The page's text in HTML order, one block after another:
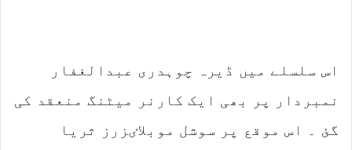
اس سلسلے میں ڈیرہ چوہدری عبدالغفار
نمبردار پر بھی ایک کارنر میٹنگ منعقد کی
گئ ۔ اس موقع پر سوشل موبلاٸزرز ثریا